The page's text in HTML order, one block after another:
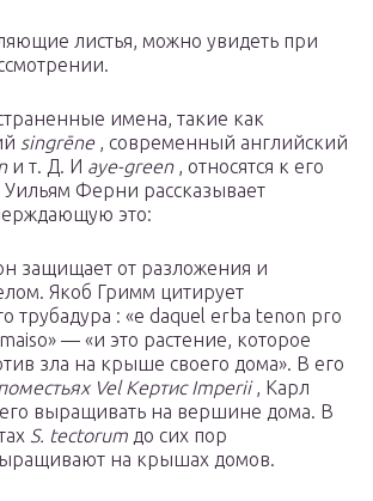
листья, можно увидеть при
имена, такие как
singrēne, современный английский
и т. Д. И aye-green, относятся к его
Уильям Ферни рассказывает
это:
защищает от разложения и
Якоб Гримм цитирует
трубадура : «e daquel erba tenon pro
— «и это растение, которое
зла на крыше своего дома». В его
Vel Кертис Imperii, Карл
выращивать на вершине дома. В
S. tectorum до сих пор
на крышах домов.